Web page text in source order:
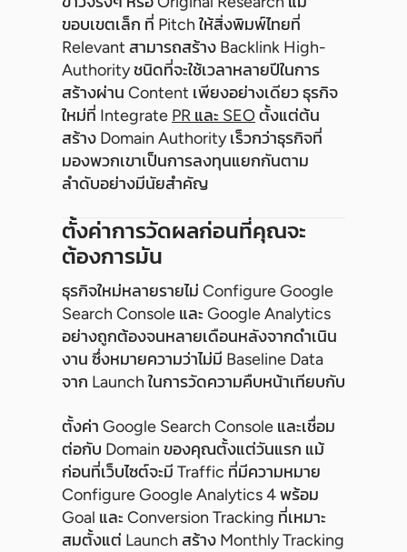
ขอบเขตเล็ก ที่ Pitch ให้สิ่งพิมพ์ไทยที่
Relevant สามารถสร้าง Backlink High-
Authority ชนิดที่จะใช้เวลาหลายปีในการ
สร้างผ่าน Content เพียงอย่างเดียว ธุรกิจ
ใหม่ที่ Integrate PR และ SEO ตั้งแต่ต้น
สร้าง Domain Authority เร็วกว่าธุรกิจที่
มองพวกเขาเป็นการลงทุนแยกกันตาม
ลำดับอย่างมีนัยสำคัญ
ตั้งค่าการวัดผลก่อนที่คุณจะ
ต้องการมัน
ธุรกิจใหม่หลายรายไม่ Configure Google
Search Console และ Google Analytics
อย่างถูกต้องจนหลายเดือนหลังจากดำเนิน
งาน ซึ่งหมายความว่าไม่มี Baseline Data
จาก Launch ในการวัดความคืบหน้าเทียบกับ
ตั้งค่า Google Search Console และเชื่อม
ต่อกับ Domain ของคุณตั้งแต่วันแรก แม้
ก่อนที่เว็บไซต์จะมี Traffic ที่มีความหมาย
Configure Google Analytics 4 พร้อม
Goal และ Conversion Tracking ที่เหมาะ
สมตั้งแต่ Launch สร้าง Monthly Tracking